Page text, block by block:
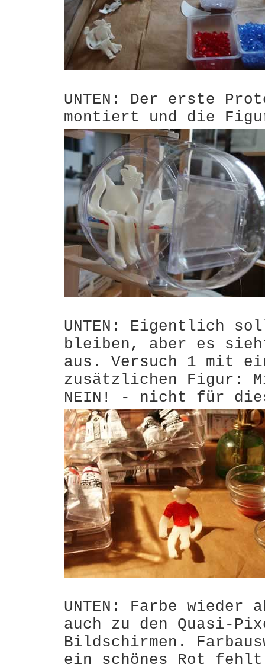
UNTEN: Der erste
montiert und die
UNTEN: Eigentlich
bleiben, aber es
aus. Versuch 1 mit
zusätzlichen Figur:
NEIN! - nicht für
UNTEN: Farbe
auch zu den Quasi-
Bildschirmen.
ein schönes Rot